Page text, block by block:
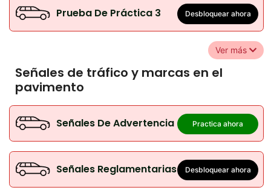
Prueba De Práctica 3 Desbloquear ahora
Ver más
Señales de tráfico y marcas en el
pavimento
Señales De Advertencia Practica ahora
Señales Reglamentarias Desbloquear ahora